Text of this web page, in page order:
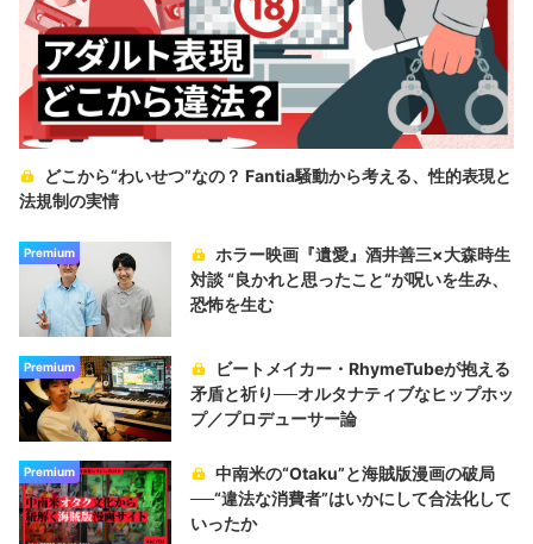
どこから“わいせつ”なの？ Fantia騒動から考える、性的表現と
法規制の実情
Premium
ホラー映画『遺愛』酒井善三×大森時生
対談 “良かれと思ったこと“が呪いを生み、
恐怖を生む
Premium
ビートメイカー・RhymeTubeが抱える
矛盾と祈り──オルタナティブなヒップホッ
プ／プロデューサー論
Premium
中南米の“Otaku”と海賊版漫画の破局
──“違法な消費者”はいかにして合法化して
いったか